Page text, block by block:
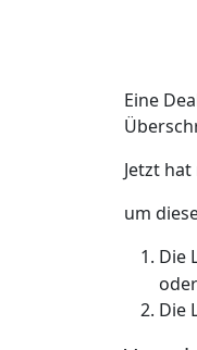
Eine
Jetzt
um
Die
oder
Die